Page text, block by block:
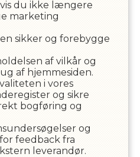
du ikke længere
marketing
sikker og forebygge
af ​​vilkår og
af hjemmesiden.
i vores
og sikre
bogføring og
og
feedback fra
leverandør.